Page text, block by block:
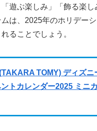
「遊ぶ楽しみ」「飾る楽
は、2025年のホリデー
ることでしょう。
TOMY) ディズニ
ントカレンダー2025 ミニ